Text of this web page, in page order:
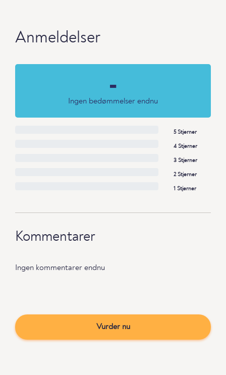
Anmeldelser
-
Ingen bedømmelser endnu
5 Stjerner
4 Stjerner
3 Stjerner
2 Stjerner
1 Stjerner
Kommentarer
Ingen kommentarer endnu
Vurder nu